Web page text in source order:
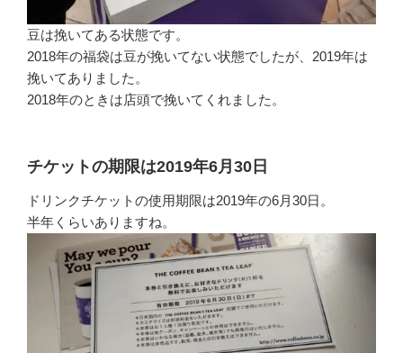
豆は挽いてある状態です。
2018年の福袋は豆が挽いてない状態でしたが、2019年は
挽いてありました。
2018年のときは店頭で挽いてくれました。
チケットの期限は2019年6月30日
ドリンクチケットの使用期限は2019年の6月30日。
半年くらいありますね。